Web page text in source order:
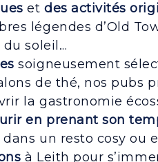
et des activités
légendes d’Old
du soleil…
soigneusement
de thé, nos pubs
la gastronomie
en prenant son
un resto cosy ou
à Leith pour